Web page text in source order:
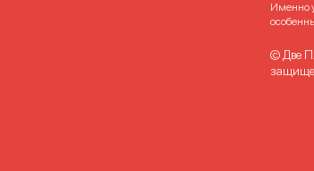
Именно
© Две